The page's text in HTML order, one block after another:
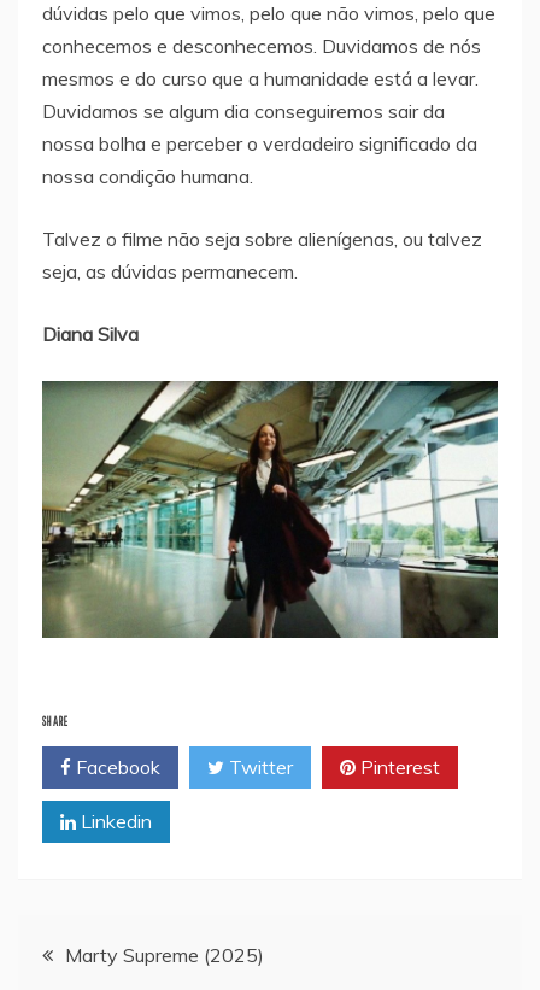
dúvidas pelo que vimos, pelo que não vimos, pelo que
conhecemos e desconhecemos. Duvidamos de nós
mesmos e do curso que a humanidade está a levar.
Duvidamos se algum dia conseguiremos sair da
nossa bolha e perceber o verdadeiro significado da
nossa condição humana.
Talvez o filme não seja sobre alienígenas, ou talvez
seja, as dúvidas permanecem.
Diana Silva
SHARE
Facebook Twitter Pinterest
Linkedin
Navegação
Marty Supreme (2025)